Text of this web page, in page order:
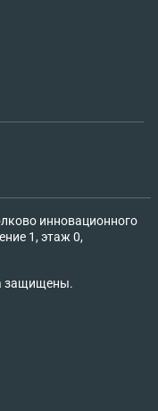
инновационного
1, этаж 0,
защищены.